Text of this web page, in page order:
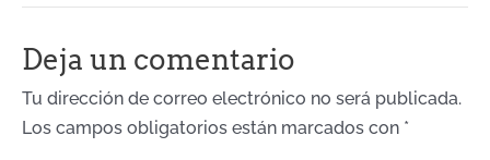
Deja un comentario
Tu dirección de correo electrónico no será publicada.
Los campos obligatorios están marcados con *